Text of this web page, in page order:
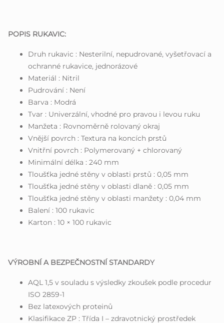
POPIS RUKAVIC:
Druh rukavic : Nesterilní, nepudrované, vyšetřovací a
ochranné rukavice, jednorázové
Materiál : Nitril
Pudrování : Není
Barva : Modrá
Tvar : Univerzální, vhodné pro pravou i levou ruku
Manžeta : Rovnoměrně rolovaný okraj
Vnější povrch : Textura na koncích prstů
Vnitřní povrch : Polymerovaný + chlorovaný
Minimální délka : 240 mm
Tloušťka jedné stěny v oblasti prstů : 0,05 mm
Tloušťka jedné stěny v oblasti dlaně : 0,05 mm
Tloušťka jedné stěny v oblasti manžety : 0,04 mm
Balení : 100 rukavic
Karton : 10 × 100 rukavic
VÝROBNÍ A BEZPEČNOSTNÍ STANDARDY
AQL 1,5 v souladu s výsledky zkoušek podle procedur
ISO 2859-1
Bez latexových proteinů
Klasifikace ZP : Třída I – zdravotnický prostředek